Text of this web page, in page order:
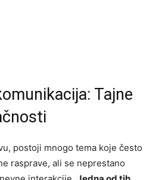
Tajne
postoji mnogo tema koje često
rasprave, ali se neprestano